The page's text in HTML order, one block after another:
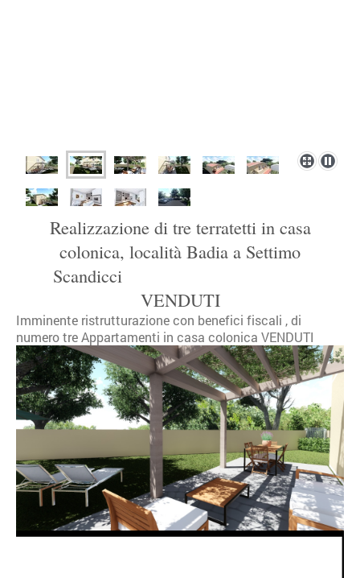
Realizzazione di tre terratetti in casa
colonica, località Badia a Settimo
Scandicci
VENDUTI
Imminente ristrutturazione con benefici fiscali , di
numero tre Appartamenti in casa colonica VENDUTI